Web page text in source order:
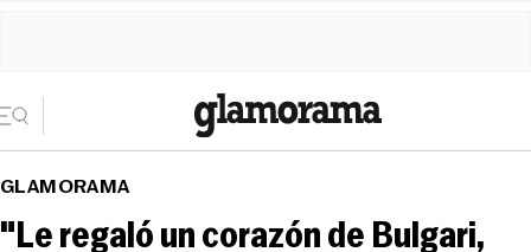
GLAMORAMA
"Le regaló un corazón de Bulgari,